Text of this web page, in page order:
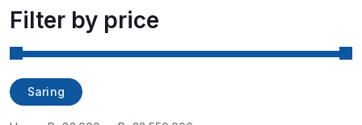
Filter by price
Harga
terendah
Harga
tertinggi
Saring